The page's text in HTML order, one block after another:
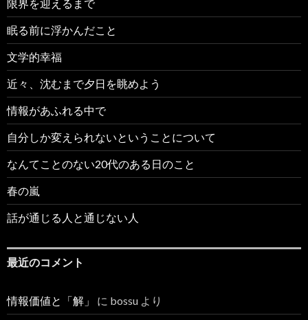
限界を迎えるまで
眠る前に浮かんだこと
文学的幸福
近々、沈むまで夕日を眺めよう
情報があふれる中で
自分しか変えられないということについて
なんてことのない20代のある日のこと
春の嵐
話が通じる人と通じない人
最近のコメント
情報価値と「解」 に bossu より